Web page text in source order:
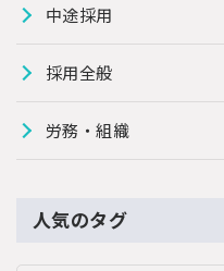
中途採用
採用全般
労務・組織
人気のタグ